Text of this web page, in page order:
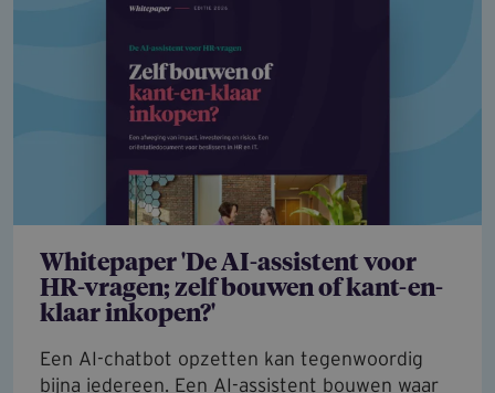
Whitepaper 'De AI-assistent voor
HR-vragen; zelf bouwen of kant-en-
klaar inkopen?'
Een AI-chatbot opzetten kan tegenwoordig
bijna iedereen. Een AI-assistent bouwen waar